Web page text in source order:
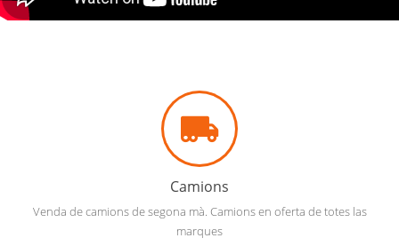
Camions
Venda de camions de segona mà. Camions en oferta de totes las
marques